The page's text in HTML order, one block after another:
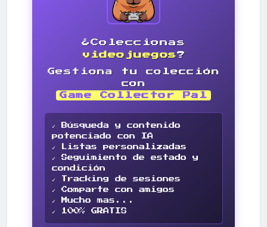
¿Coleccionas
videojuegos?
Gestiona tu colección
con
Game Collector Pal
✓ Búsqueda y contenido
potenciado con IA
✓ Listas personalizadas
✓ Seguimiento de estado y
condición
✓ Tracking de sesiones
✓ Comparte con amigos
✓ Mucho mas...
✓ 100% GRATIS